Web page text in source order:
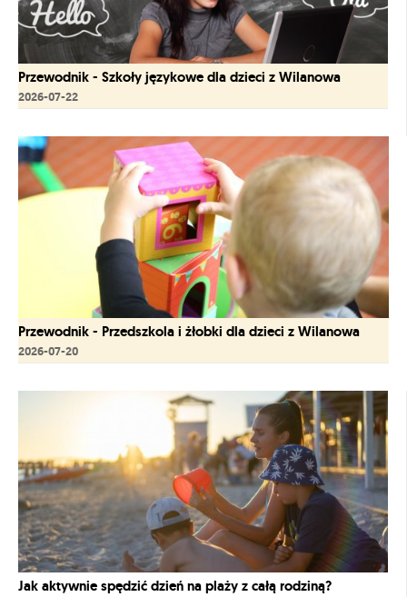
Przewodnik - Szkoły językowe dla dzieci z Wilanowa
2026-07-22
Przewodnik - Przedszkola i żłobki dla dzieci z Wilanowa
2026-07-20
Jak aktywnie spędzić dzień na plaży z całą rodziną?